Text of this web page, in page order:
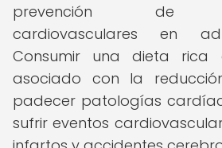
prevención de
cardiovasculares en
Consumir una dieta
asociado con la
padecer patologías
sufrir eventos